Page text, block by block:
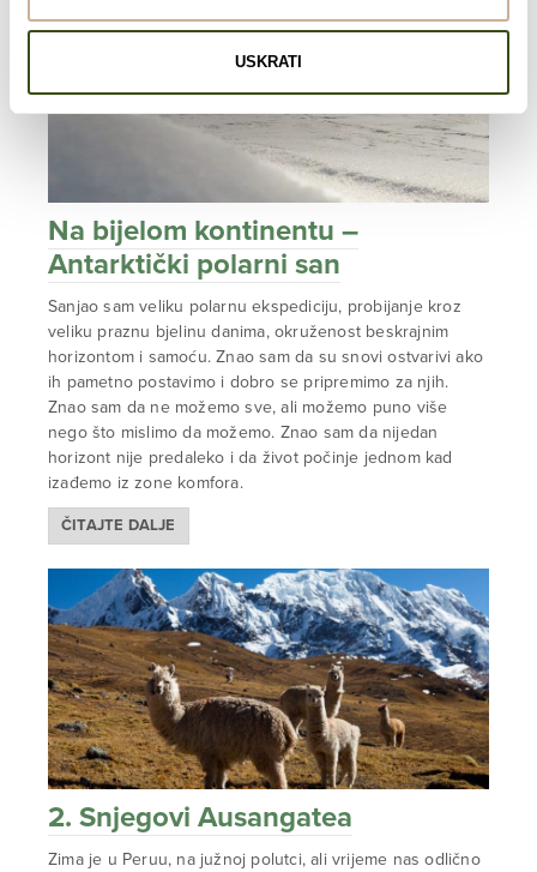
USKRATI
Na bijelom kontinentu –
Antarktički polarni san
Sanjao sam veliku polarnu ekspediciju, probijanje kroz
veliku praznu bjelinu danima, okruženost beskrajnim
horizontom i samoću. Znao sam da su snovi ostvarivi ako
ih pametno postavimo i dobro se pripremimo za njih.
Znao sam da ne možemo sve, ali možemo puno više
nego što mislimo da možemo. Znao sam da nijedan
horizont nije predaleko i da život počinje jednom kad
izađemo iz zone komfora.
ČITAJTE DALJE
2. Snjegovi Ausangatea
Zima je u Peruu, na južnoj polutci, ali vrijeme nas odlično